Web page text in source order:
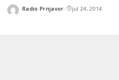
Posted
Radio Prnjavor jul 24, 2014